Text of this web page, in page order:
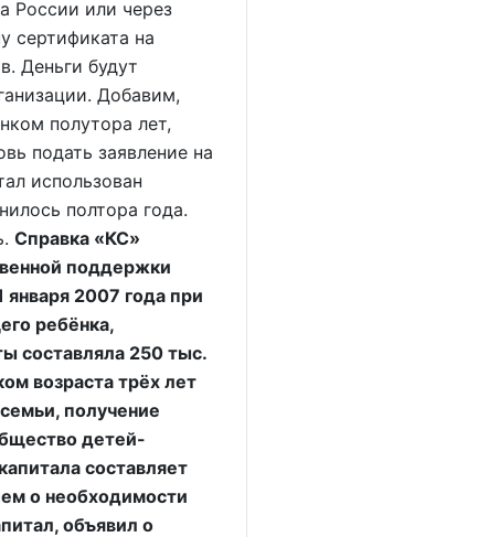
России или через
сертификата на
Деньги будут
Добавим,
полутора лет,
подать заявление на
использован
полтора года.
Справка «КС»
поддержки
2007 года при
ребёнка,
составляла 250 тыс.
возраста трёх лет
получение
детей-
составляет
о необходимости
объявил о